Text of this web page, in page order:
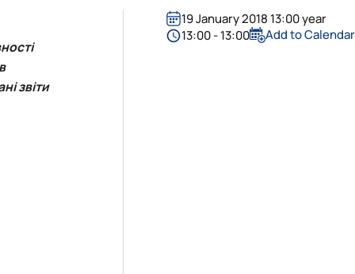
Eco-Safe and Organic Products
звіти
19 January 2018 13:00 year
13:00 - 13:00
Add to Calendar